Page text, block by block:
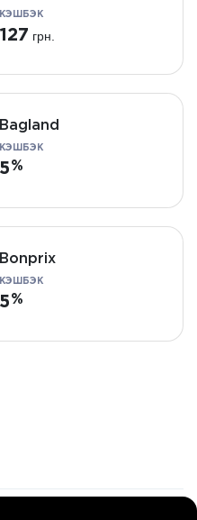
КЭШБЭК
127 грн.
Bagland
КЭШБЭК
5
Bonprix
КЭШБЭК
5